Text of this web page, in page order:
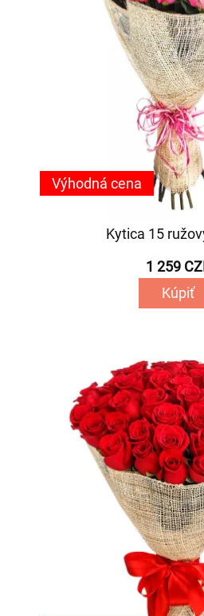
Kytica 15
1 259
Kúpiť
Výhodná cena